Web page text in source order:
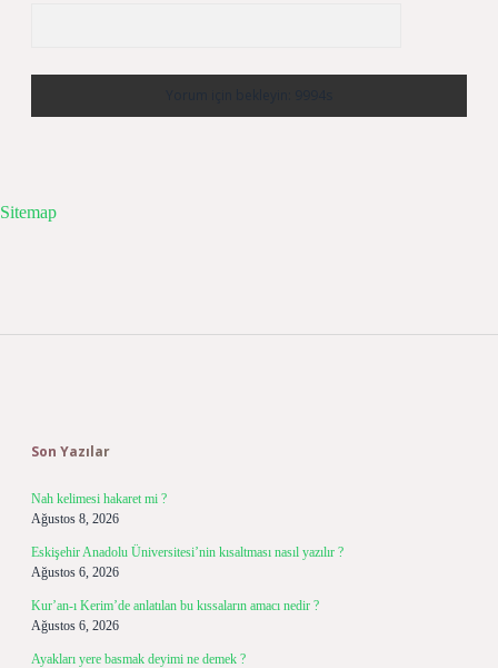
Sitemap
Son Yazılar
Nah kelimesi hakaret mi ?
Ağustos 8, 2026
Eskişehir Anadolu Üniversitesi’nin kısaltması nasıl yazılır ?
Ağustos 6, 2026
Kur’an-ı Kerim’de anlatılan bu kıssaların amacı nedir ?
Ağustos 6, 2026
Ayakları yere basmak deyimi ne demek ?